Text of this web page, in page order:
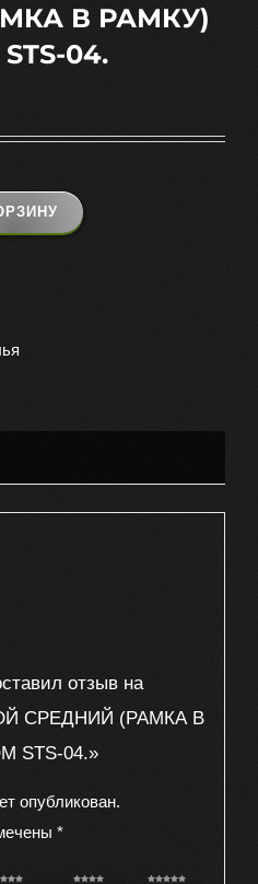
В РАМКУ)
04.
отзыв на
СРЕДНИЙ (РАМКА В
STS-04.»
опубликован.
*